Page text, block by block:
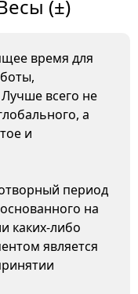
(±)
время для
всего не
а
и
период
на
каких-либо
является